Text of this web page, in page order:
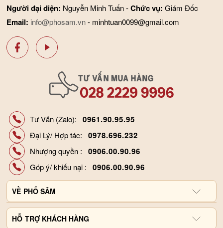
Người đại diện: Nguyễn Minh Tuấn -Chức vụ: Giám Đốc
Email: info@phosam.vn- minhtuan0099@gmail.com
Tư Vấn (Zalo):0961.90.95.95
Đại Lý/ Hợp tác:0978.696.232
Nhượng quyền :0906.00.90.96
Góp ý/ khiếu nại :0906.00.90.96
VỀ PHỐ SÂM
Giới thiệu công ty
HỖ TRỢ KHÁCH HÀNG